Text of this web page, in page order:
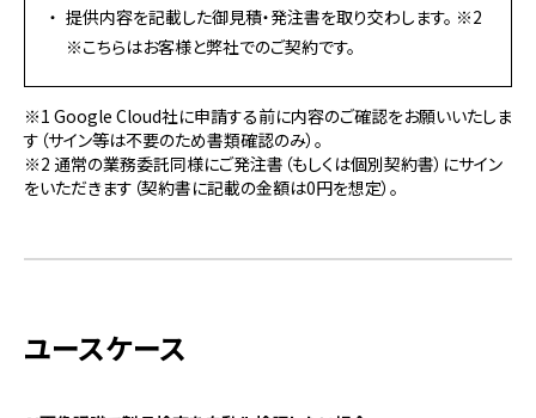
提供内容を記載した御見積・発注書を取り交わします。 ※2
※こちらはお客様と弊社でのご契約です。
※1 Google Cloud社に申請する前に内容のご確認をお願いいたしま
す（サイン等は不要のため書類確認のみ）。
※2 通常の業務委託同様にご発注書（もしくは個別契約書）にサイン
をいただきます（契約書に記載の金額は0円を想定）。
ユースケース